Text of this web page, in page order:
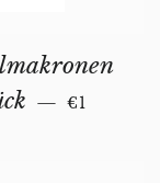
— €1